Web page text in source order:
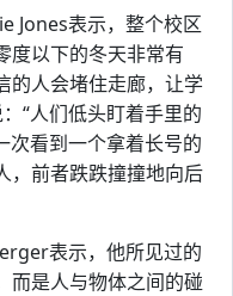
Jones表示，整个校区
度以下的冬天非常有
的人会堵住走廊，让学
“人们低头盯着手里的
次看到一个拿着长号的
，前者跌跌撞撞地向后
表示，他所见过的
而是人与物体之间的碰